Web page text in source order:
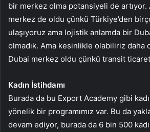
bir merkez olma potansiyeli de artıyor.
merkez de oldu çünkü Türkiye’den
ulaşıyoruz ama lojistik anlamda bir
olmadık. Ama kesinlikle olabiliriz daha
Dubai merkez oldu çünkü transit
Kadın İstihdamı
Burada da bu Export Academy gibi
yönelik bir programımız var. Bu da
devam ediyor, burada da 6 bin 500